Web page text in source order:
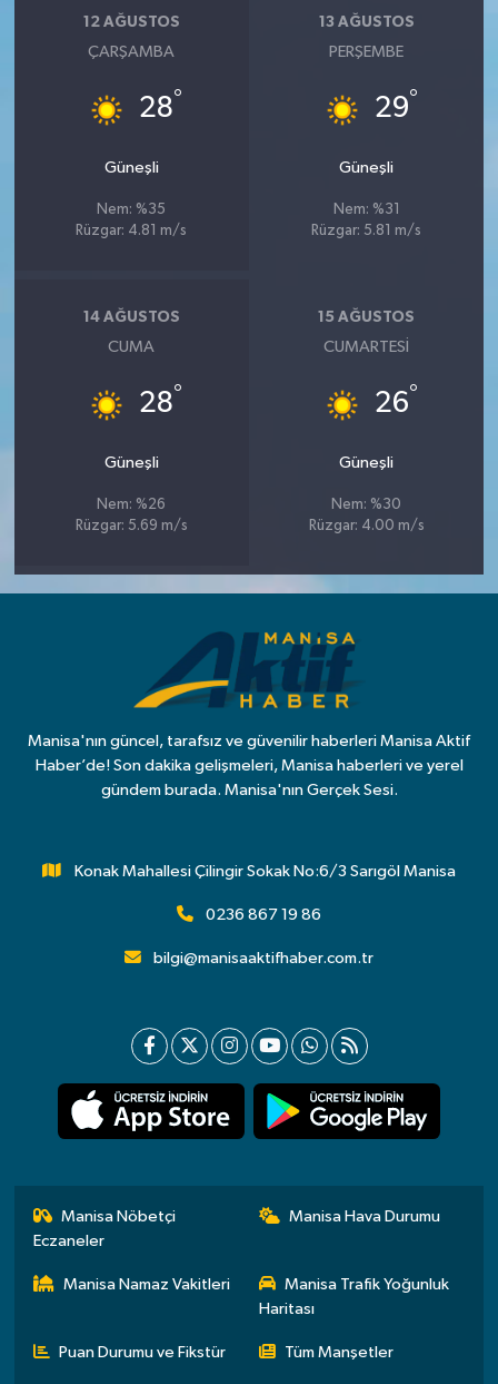
12 AĞUSTOS
ÇARŞAMBA
28°
Güneşli
Nem: %35
Rüzgar: 4.81 m/s
13 AĞUSTOS
PERŞEMBE
29°
Güneşli
Nem: %31
Rüzgar: 5.81 m/s
14 AĞUSTOS
CUMA
28°
Güneşli
Nem: %26
Rüzgar: 5.69 m/s
15 AĞUSTOS
CUMARTESI
26°
Güneşli
Nem: %30
Rüzgar: 4.00 m/s
Manisa'nın güncel, tarafsız ve güvenilir haberleri Manisa Aktif
Haber’de! Son dakika gelişmeleri, Manisa haberleri ve yerel
gündem burada. Manisa'nın Gerçek Sesi.
Konak Mahallesi Çilingir Sokak No:6/3 Sarıgöl Manisa
0236 867 19 86
bilgi@manisaaktifhaber.com.tr
Manisa Nöbetçi
Eczaneler
Manisa Hava Durumu
Manisa Namaz Vakitleri
Manisa Trafik Yoğunluk
Haritası
Puan Durumu ve Fikstür Tüm Manşetler